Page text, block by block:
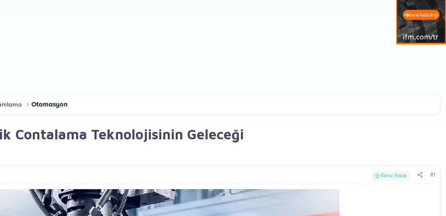
Otomasyon
Contalama Teknolojisinin Geleceği
Konu Yazar #1